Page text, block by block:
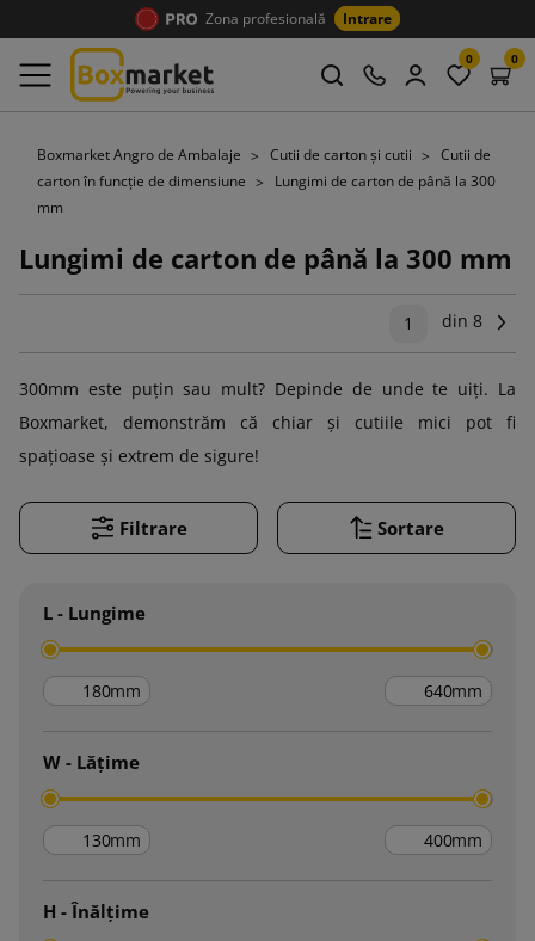
Zona profesională Intrare
0 0
Boxmarket Angro de Ambalaje Cutii de carton și cutii
Cutii de
carton în funcție de dimensiune
Lungimi de carton de până la 300
mm
Lungimi de carton de până la 300 mm
1 din 8
300mm este puțin sau mult? Depinde de unde te uiți. La
Boxmarket, demonstrăm că chiar și cutiile mici pot fi
spațioase și extrem de sigure!
Filtrare Sortare
L - Lungime
mm mm
W - Lățime
mm mm
H - Înălțime